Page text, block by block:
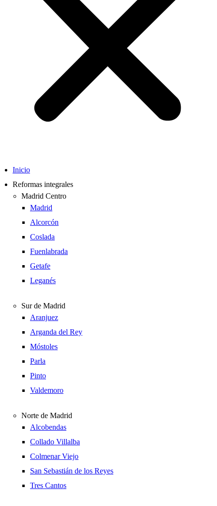
Inicio
Reformas integrales
Madrid Centro
Madrid
Alcorcón
Coslada
Fuenlabrada
Getafe
Leganés
Sur de Madrid
Aranjuez
Arganda del Rey
Móstoles
Parla
Pinto
Valdemoro
Norte de Madrid
Alcobendas
Collado Villalba
Colmenar Viejo
San Sebastián de los Reyes
Tres Cantos